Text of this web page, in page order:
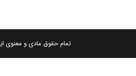
تمام حقوق مادی و معنوی